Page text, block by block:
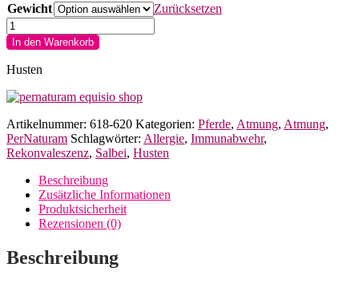
Gewicht
Zurücksetzen
PerNaturam
Schwäbische
Alb-
Mischung
Pferde
In den Warenkorb
Husten
Artikelnummer: 618-620 Kategorien: Pferde, Atmung, Atmung,
PerNaturam Schlagwörter: Allergie, Immunabwehr,
Rekonvaleszenz, Salbei, Husten
Beschreibung
Zusätzliche Informationen
Produktsicherheit
Rezensionen (0)
Beschreibung